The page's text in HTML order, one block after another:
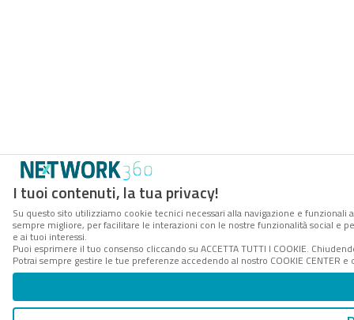
I tuoi contenuti, la tua privacy!
Su questo sito utilizziamo cookie tecnici necessari alla navigazione e
sempre migliore, per facilitare le interazioni con le nostre funzionalità social e
e ai tuoi interessi.
Puoi esprimere il tuo consenso cliccando su ACCETTA TUTTI I COOKIE.
Potrai sempre gestire le tue preferenze accedendo al nostro COOKIE